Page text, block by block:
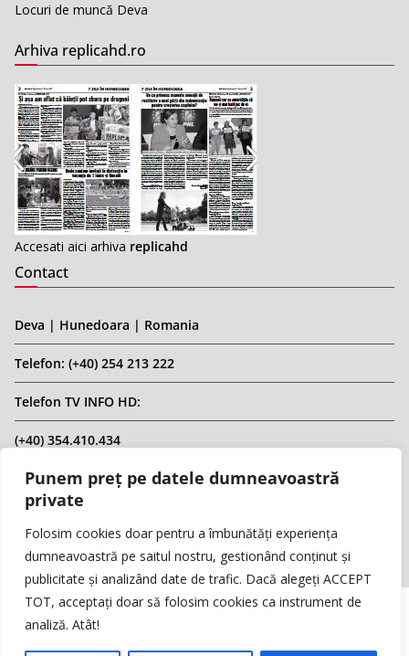
Punem preț pe datele dumneavoastră
private
Folosim cookies doar pentru a îmbunătăți experiența
dumneavoastră pe saitul nostru, gestionând conținut și
publicitate și analizând date de trafic. Dacă alegeți ACCEPT
TOT, acceptați doar să folosim cookies ca instrument de
analiză. Atât!
Locuri de muncă Deva
Arhiva replicahd.ro
Accesati aici arhiva replicahd
Contact
Deva | Hunedoara | Romania
Telefon: (+40) 254 213 222
Telefon TV INFO HD:
(+40) 354.410.434
Email: infohd20@gmail.com
Website: www.replicahd.ro